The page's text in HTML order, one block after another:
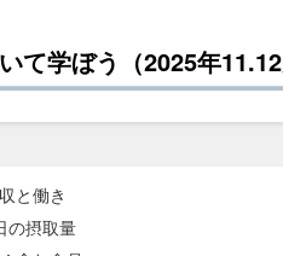
て学ぼう（2025年
と働き
の摂取量